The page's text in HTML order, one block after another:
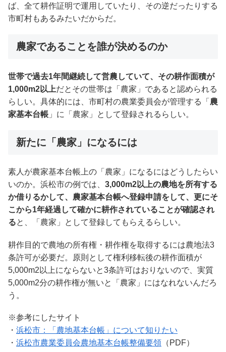
ば、全て耕作証明で運用していたり、その逆だったりする
市町村もあるみたいだからだ。
農家であることを誰が決めるのか
世帯で過去1年間継続して営農していて、その耕作面積が
1,000m2以上だとその世帯は「農家」であると認められる
らしい。具体的には、市町村の農業委員会が管理する「 農
家基本台帳 」に「農家」として登録されるらしい。
新たに「農家」になるには
素人が農家基本台帳上の「農家」になるにはどうしたらい
いのか。浜松市の例では、 3,000m2以上の農地を所有する
か借りるかして、農家基本台帳へ登録申請をして、更にそ
こから1年経過して確かに耕作されていることが確認され
ると、「農家」として登録してもらえるらしい。
耕作目的で農地の所有権・耕作権を取得するには農地法3
条許可が必要だ。原則として権利移転後の耕作面積が
5,000m2以上にならないと3条許可はおりないので、実質
5,000m2分の耕作権が無いと「農家」にはなれないんだろ
う。
※参考にしたサイト
・ 浜松市：「農地基本台帳」について知りたい
・ 浜松市農業委員会農地基本台帳整備要領 （PDF）